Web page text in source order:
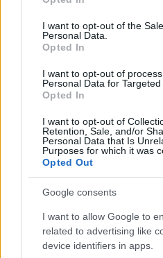
use your data for below
consent section.
I want to opt-out of the
Personal Data.
Opted In
I want to opt-out of
Personal Data for Targeted
Opted In
I want to opt-out of
Retention, Sale, and/or
Personal Data that Is
Purposes for which it was
Opted Out
Google consents
I want to allow Google to
related to advertising like
device identifiers in apps.
D. Gromov•2008. szeptember 14.
A Bajnokok Ligája-
meccsén a hazai jégen
ra legyőzte a HC Kosicét,
osztott és nem is szorzott,
szombaton főtáblára
okán többet vártunk a…
Az SC Bern jutott a
F. Kapus•2008. szeptember 14.
A hazai csapat veresége
fulladt a Bajnokok Ligája-
Még kétezren sem voltak